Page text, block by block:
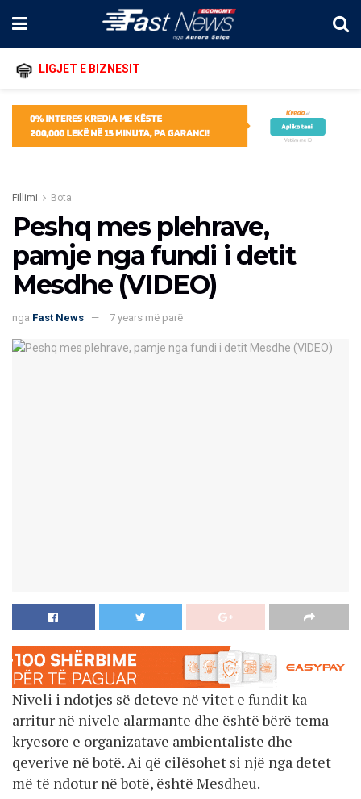
LIGJET E BIZNESIT
Fillimi Bota
Peshq mes plehrave,
pamje nga fundi i detit
Mesdhe (VIDEO)
nga Fast News 7 years më parë
Niveli i ndotjes së deteve në vitet e fundit ka
arritur në nivele alarmante dhe është bërë tema
kryesore e organizatave ambientaliste dhe
qeverive në botë. Ai që cilësohet si një nga detet
më të ndotur në botë, është Mesdheu.